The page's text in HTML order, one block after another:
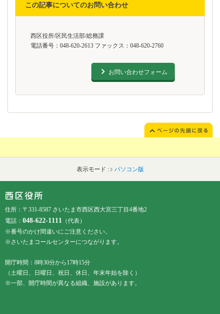
この記事についてのお問い合わせ
西区役所/区民生活部/総務課
電話番号：048-620-2613 ファックス：048-620-2760
お問い合わせフォーム
表示モード : パソコン版
住所：〒331-8587 さいたま市西区西大宮三丁目4番地2
電話： 048-622-1111
（代表）
※番号のかけ間違いにご注意ください。
※さいたまコールセンターにつながります。
開庁時間：8時30分から17時15分
（土曜日、日曜日、祝日、休日、年末年始を除く）
※一部、開庁時間が異なる組織、施設があります。